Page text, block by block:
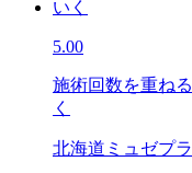
5.00
施術回数を重ね
く
北海道ミュゼプ